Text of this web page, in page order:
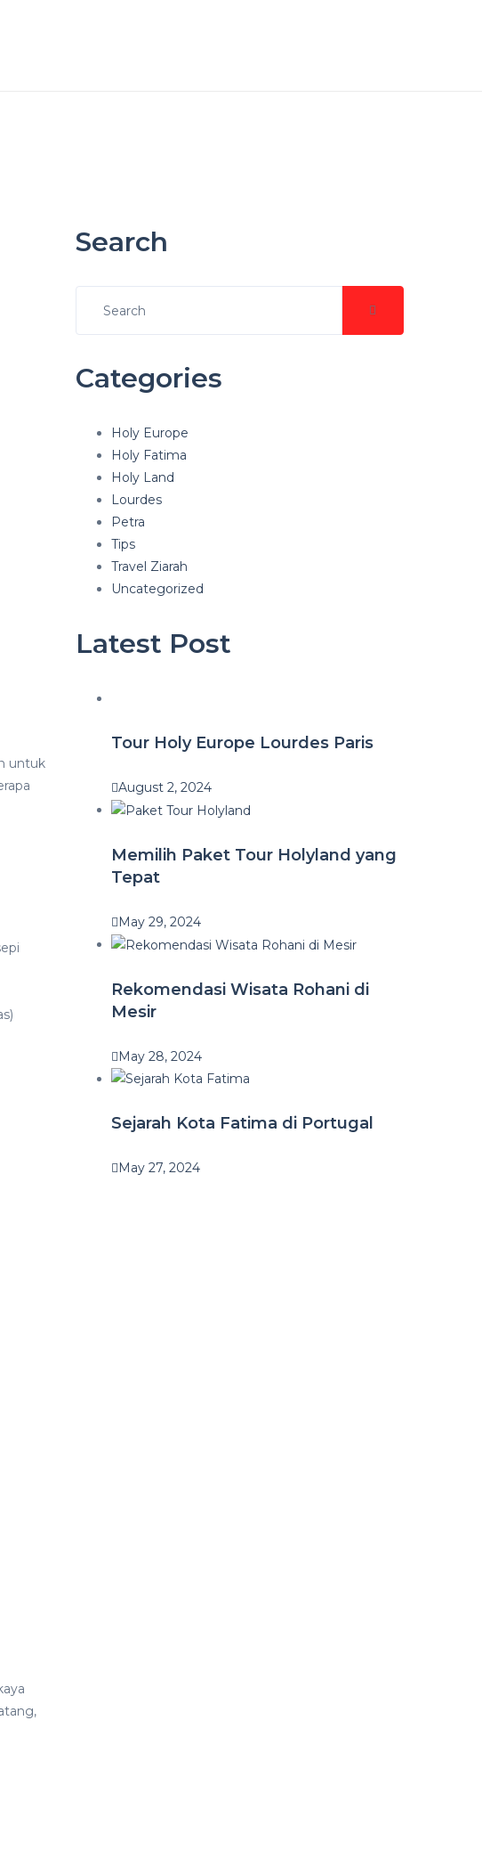
untuk
Search
Categories
Holy Europe
Holy Fatima
Holy Land
Lourdes
Petra
Tips
Travel Ziarah
Uncategorized
Latest Post
Tour Holy Europe Lourdes Paris
August 2, 2024
Memilih Paket Tour Holyland yang
Tepat
May 29, 2024
Rekomendasi Wisata Rohani di
Mesir
May 28, 2024
Sejarah Kota Fatima di Portugal
May 27, 2024